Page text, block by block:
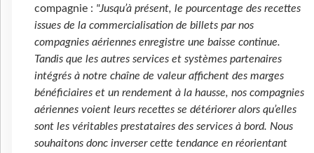
compagnie : "Jusqu’à présent, le pourcentage des recettes
issues de la commercialisation de billets par nos
compagnies aériennes enregistre une baisse continue.
Tandis que les autres services et systèmes partenaires
intégrés à notre chaîne de valeur affichent des marges
bénéficiaires et un rendement à la hausse, nos compagnies
aériennes voient leurs recettes se détériorer alors qu’elles
sont les véritables prestataires des services à bord. Nous
souhaitons donc inverser cette tendance en réorientant